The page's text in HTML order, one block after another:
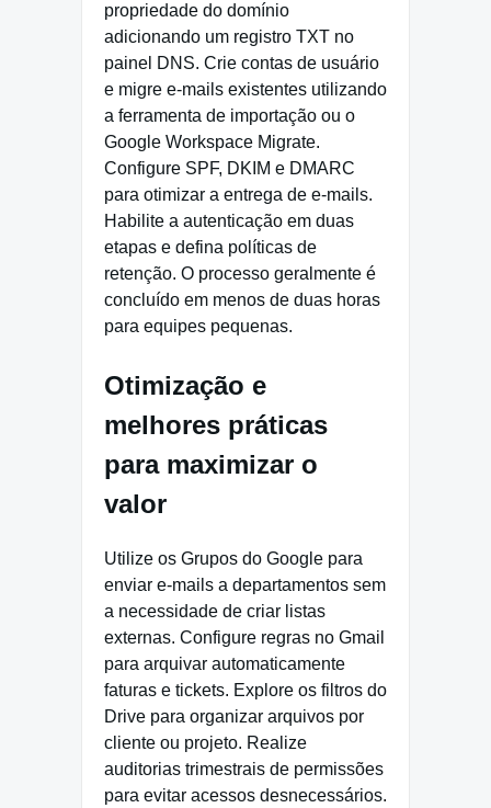
propriedade do domínio
adicionando um registro TXT no
painel DNS. Crie contas de usuário
e migre e-mails existentes utilizando
a ferramenta de importação ou o
Google Workspace Migrate.
Configure SPF, DKIM e DMARC
para otimizar a entrega de e-mails.
Habilite a autenticação em duas
etapas e defina políticas de
retenção. O processo geralmente é
concluído em menos de duas horas
para equipes pequenas.
Otimização e
melhores práticas
para maximizar o
valor
Utilize os Grupos do Google para
enviar e-mails a departamentos sem
a necessidade de criar listas
externas. Configure regras no Gmail
para arquivar automaticamente
faturas e tickets. Explore os filtros do
Drive para organizar arquivos por
cliente ou projeto. Realize
auditorias trimestrais de permissões
para evitar acessos desnecessários.